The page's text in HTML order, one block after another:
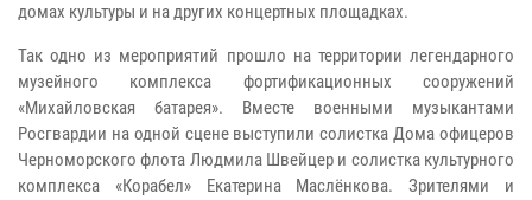
домах культуры и на других концертных площадках.
Так одно из мероприятий прошло на территории легендарного
музейного комплекса фортификационных сооружений
«Михайловская батарея». Вместе военными музыкантами
Росгвардии на одной сцене выступили солистка Дома офицеров
Черноморского флота Людмила Швейцер и солистка культурного
комплекса «Корабел» Екатерина Маслёнкова. Зрителями и